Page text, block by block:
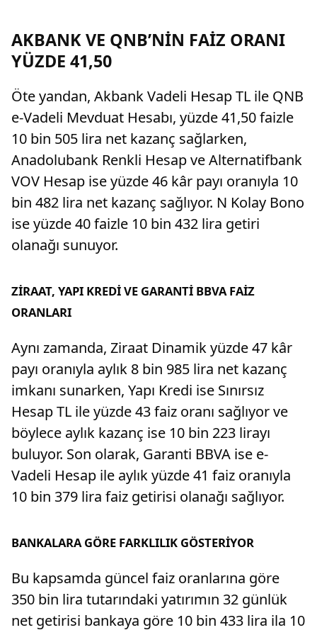
AKBANK VE QNB’NİN FAİZ ORANI
YÜZDE 41,50
Öte yandan, Akbank Vadeli Hesap TL ile QNB
e-Vadeli Mevduat Hesabı, yüzde 41,50 faizle
10 bin 505 lira net kazanç sağlarken,
Anadolubank Renkli Hesap ve Alternatifbank
VOV Hesap ise yüzde 46 kâr payı oranıyla 10
bin 482 lira net kazanç sağlıyor. N Kolay Bono
ise yüzde 40 faizle 10 bin 432 lira getiri
olanağı sunuyor.
ZİRAAT, YAPI KREDİ VE GARANTİ BBVA FAİZ
ORANLARI
Aynı zamanda, Ziraat Dinamik yüzde 47 kâr
payı oranıyla aylık 8 bin 985 lira net kazanç
imkanı sunarken, Yapı Kredi ise Sınırsız
Hesap TL ile yüzde 43 faiz oranı sağlıyor ve
böylece aylık kazanç ise 10 bin 223 lirayı
buluyor. Son olarak, Garanti BBVA ise e-
Vadeli Hesap ile aylık yüzde 41 faiz oranıyla
10 bin 379 lira faiz getirisi olanağı sağlıyor.
BANKALARA GÖRE FARKLILIK GÖSTERİYOR
Bu kapsamda güncel faiz oranlarına göre
350 bin lira tutarındaki yatırımın 32 günlük
net getirisi bankaya göre 10 bin 433 lira ila 10